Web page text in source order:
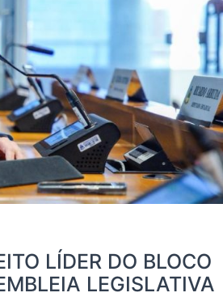
LÍDER DO BLOCO
LEGISLATIVA